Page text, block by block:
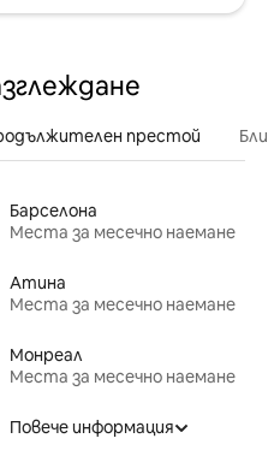
престой
Барселона
Места за месечно наемане
Атина
Места за месечно наемане
Монреал
Места за месечно наемане
Повече информация